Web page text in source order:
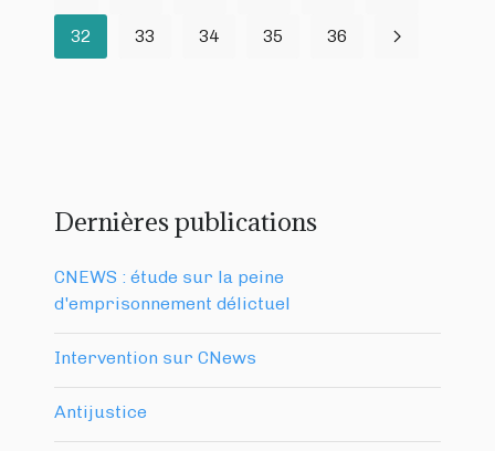
32 33 34 35 36
Dernières publications
CNEWS : étude sur la peine
d'emprisonnement délictuel
Intervention sur CNews
Antijustice